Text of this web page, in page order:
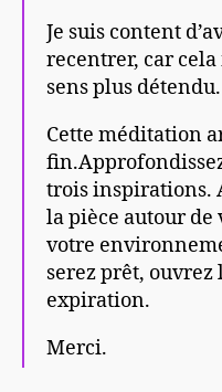
Je suis content
recentrer, car cela
sens plus détendu.
Cette méditation
trois inspirations.
la pièce autour de
votre
serez prêt, ouvrez
expiration.
Merci.